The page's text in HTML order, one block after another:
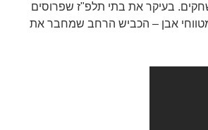
בעיקר את בתי תלפ"ז שפרוסים
אבן – הכביש הרחב שמחבר את